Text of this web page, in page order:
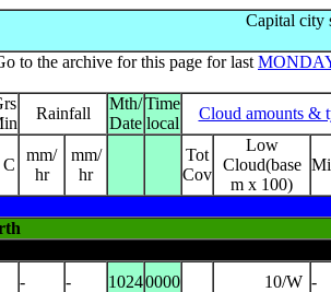
Capital city
to the archive for this page for last
Rainfall
Mth/
Date
Time
local
Cloud amounts &
C
mm/
hr
mm/
hr
Tot
Cov
Low
Cloud(base
m x 100)
- - 10240000 10/W -